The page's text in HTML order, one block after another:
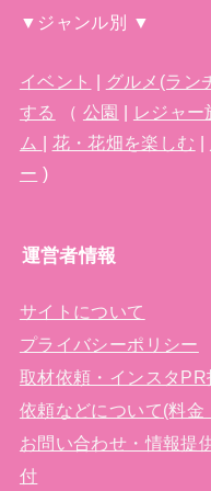
▼ジャンル別 ▼
イベント グルメ(ラン
する
（ 公園 レジャー
ム
花・花畑を楽しむ
ー )
運営者情報
サイトについて
プライバシーポリシー
取材依頼・インスタ
依頼などについて(料金
お問い合わせ・情報提
付